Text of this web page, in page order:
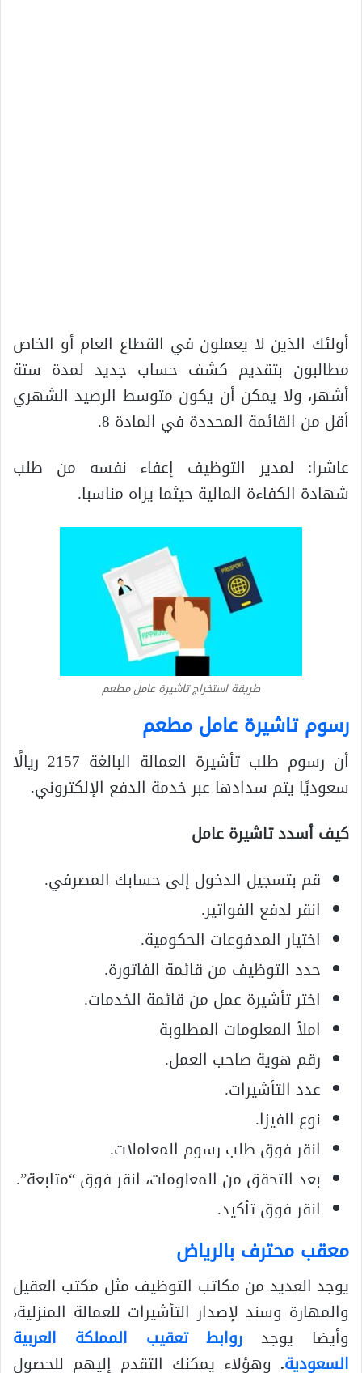
أولئك الذين لا يعملون في القطاع العام أو الخاص
مطالبون بتقديم كشف حساب جديد لمدة ستة
أشهر، ولا يمكن أن يكون متوسط ​​الرصيد الشهري
أقل من القائمة المحددة في المادة 8.
عاشرا: لمدير التوظيف إعفاء نفسه من طلب
شهادة الكفاءة المالية حيثما يراه مناسبا.
طريقة استخراج تاشيرة عامل مطعم
رسوم تاشيرة عامل مطعم
أن رسوم طلب تأشيرة العمالة البالغة 2157 ريالًا
سعوديًا يتم سدادها عبر خدمة الدفع الإلكتروني.
كيف أسدد تاشيرة عامل
قم بتسجيل الدخول إلى حسابك المصرفي.
انقر لدفع الفواتير.
اختيار المدفوعات الحكومية.
حدد التوظيف من قائمة الفاتورة.
اختر تأشيرة عمل من قائمة الخدمات.
املأ المعلومات المطلوبة
رقم هوية صاحب العمل.
عدد التأشيرات.
نوع الفيزا.
انقر فوق طلب رسوم المعاملات.
بعد التحقق من المعلومات، انقر فوق “متابعة”.
انقر فوق تأكيد.
معقب محترف بالرياض
يوجد العديد من مكاتب التوظيف مثل مكتب العقيل
والمهارة وسند لإصدار التأشيرات للعمالة المنزلية،
وأيضا يوجد روابط تعقيب المملكة العربية
السعودية. وهؤلاء يمكنك التقدم إليهم للحصول